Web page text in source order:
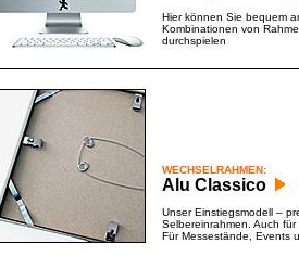
Hier können Sie bequem
Kombinationen von
durchspielen
WECHSELRAHMEN:
Alu Classico
Unser Einstiegsmodell –
Selbereinrahmen. Auch
Für Messestände, Events